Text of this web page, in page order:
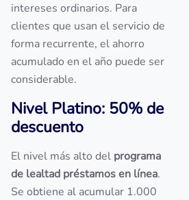
intereses ordinarios. Para
clientes que usan el servicio de
forma recurrente, el ahorro
acumulado en el año puede ser
considerable.
Nivel Platino: 50% de
descuento
El nivel más alto del programa
de lealtad préstamos en línea.
Se obtiene al acumular 1.000